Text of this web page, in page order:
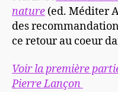
nature (ed. Méditer
des
ce retour au coeur
Voir la première
Pierre Lançon